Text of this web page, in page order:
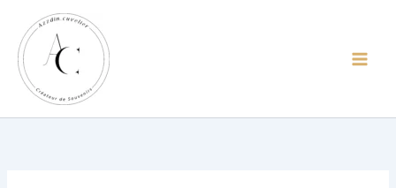
principal
contenu